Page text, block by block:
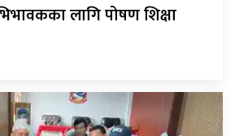
लागि पोषण शिक्षा